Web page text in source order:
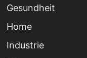
Gesundheit
Home
Industrie